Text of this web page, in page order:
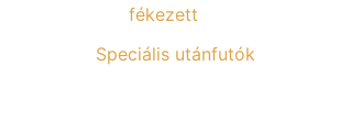
fékezett
Speciális utánfutók